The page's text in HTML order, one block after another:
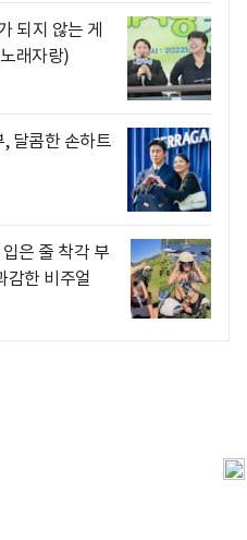
되지 않는 게
래자랑)
달콤한 손하트
은 줄 착각 부
한 비주얼